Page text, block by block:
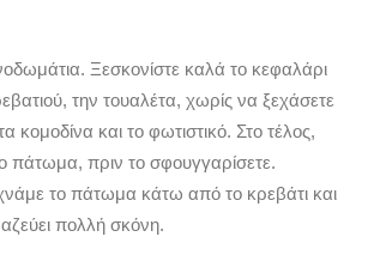
Ξεσκονίστε καλά το κεφαλάρι
την τουαλέτα, χωρίς να ξεχάσετε
κομοδίνα και το φωτιστικό. Στο τέλος,
πάτωμα, πριν το σφουγγαρίσετε.
το πάτωμα κάτω από το κρεβάτι και
πολλή σκόνη.